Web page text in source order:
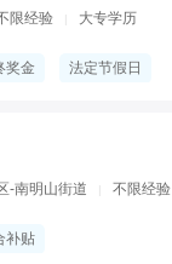
限经验 大专学历
奖金 法定节假日
-南明山街道 不限经验
补贴